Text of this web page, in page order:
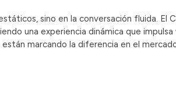
sino en la conversación fluida. El
una experiencia dinámica que
marcando la diferencia en el